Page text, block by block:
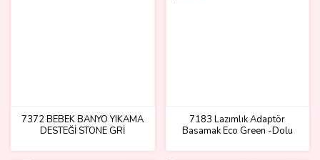
7372 BEBEK BANYO YIKAMA
DESTEĞİ STONE GRİ
7183 Lazımlık Adaptör
Basamak Eco Green -Dolu